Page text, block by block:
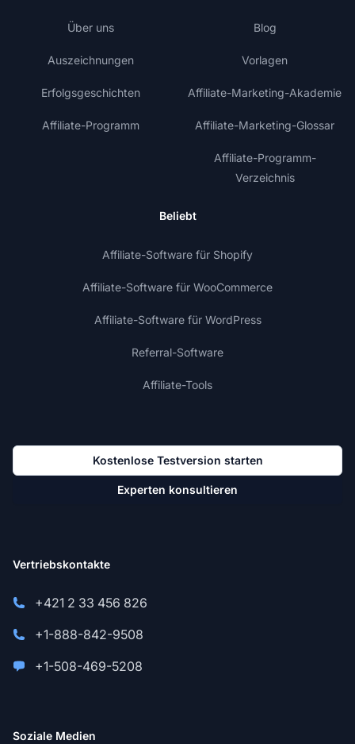
Über uns
Auszeichnungen
Erfolgsgeschichten
Affiliate-Programm
Blog
Vorlagen
Affiliate-Marketing-Akademie
Affiliate-Marketing-Glossar
Affiliate-Programm-
Verzeichnis
Beliebt
Affiliate-Software für Shopify
Affiliate-Software für WooCommerce
Affiliate-Software für WordPress
Referral-Software
Affiliate-Tools
Kostenlose Testversion starten
Experten konsultieren
Vertriebskontakte
+421 2 33 456 826
+1-888-842-9508
+1-508-469-5208
Soziale Medien